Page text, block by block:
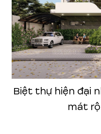
Biệt thự hiện đại
mát